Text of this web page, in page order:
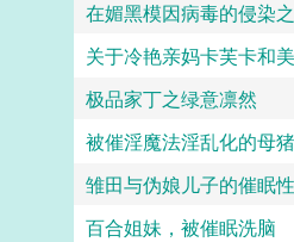
极品家丁之绿意凛然
雏田与伪娘儿子的催眠
百合姐妹，被催眠洗脑